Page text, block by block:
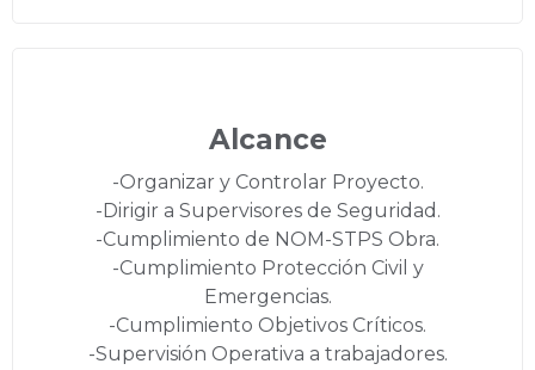
Alcance
-Organizar y Controlar Proyecto.
-Dirigir a Supervisores de Seguridad.
-Cumplimiento de NOM-STPS Obra.
-Cumplimiento Protección Civil y
Emergencias.
-Cumplimiento Objetivos Críticos.
-Supervisión Operativa a trabajadores.